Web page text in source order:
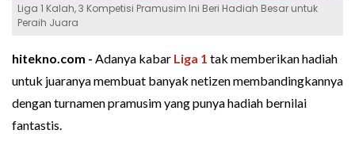
Liga 1 Kalah, 3 Kompetisi Pramusim Ini Beri Hadiah Besar untuk
Peraih Juara
hitekno.com - Adanya kabar Liga 1 tak memberikan hadiah
untuk juaranya membuat banyak netizen membandingkannya
dengan turnamen pramusim yang punya hadiah bernilai
fantastis.